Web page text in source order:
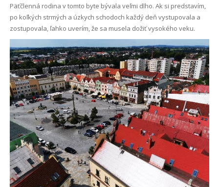
Päťčlenná rodina v tomto byte bývala veľmi dlho. Ak si predstavím,
po koľkých strmých a úzkych schodoch každý deň vystupovala a
zostupovala, ľahko uverím, že sa musela dožiť vysokého veku.